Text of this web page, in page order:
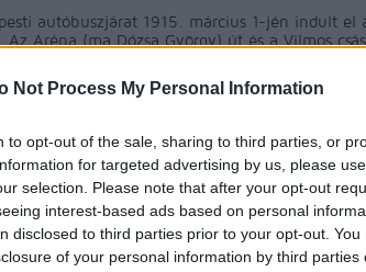
Not Process My Personal Information
to opt-out of the sale, sharing to third parties, or
for targeted advertising by us, please
selection. Please note that after your opt-out
interest-based ads based on personal
disclosed to third parties prior to your opt-out.
of your personal information by third parties
autóbuszjárat 1915. március 1-jén indult el
Az Aréna (ma Dózsa György) út és a Vilmos
Vállalat Rt. üzemeltette (1938)
Címkék:fotó busz évforduló 100 éves
Tetszik 0